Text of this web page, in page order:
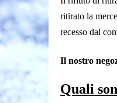
ritirato la
recesso dal
Il nostro
Quali